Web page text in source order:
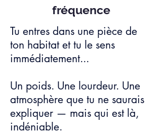
fréquence
Tu entres dans une pièce de
ton habitat et tu le sens
immédiatement...
Un poids. Une lourdeur. Une
atmosphère que tu ne saurais
expliquer — mais qui est là,
indéniable.